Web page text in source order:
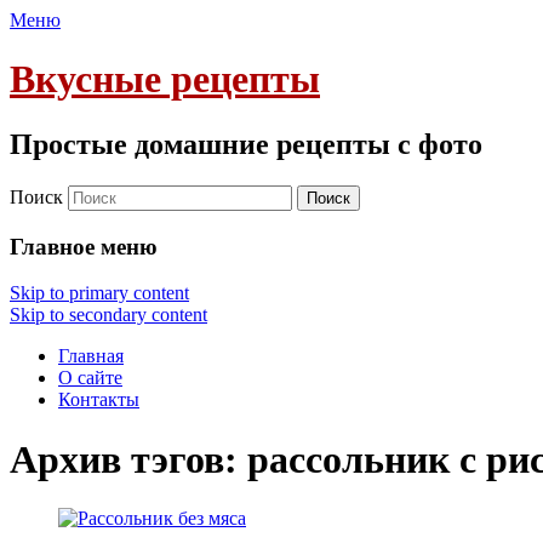
Меню
Вкусные рецепты
Простые домашние рецепты с фото
Поиск
Главное меню
Skip to primary content
Skip to secondary content
Главная
О сайте
Контакты
Архив тэгов: рассольник с